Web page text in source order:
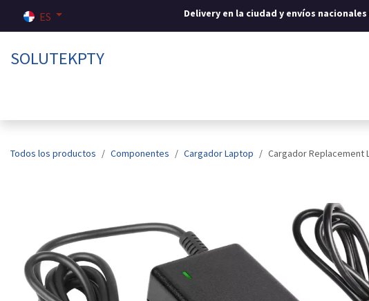
ES Delivery en la ciudad y envíos
SOLUTEKPTY
Todos los productos Componentes Cargador Laptop Cargador Replacement